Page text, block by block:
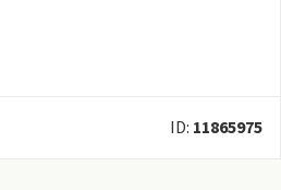
Außenspiegel manuell
in Farbe, E-Call:
Mode zur
ID: 11865975